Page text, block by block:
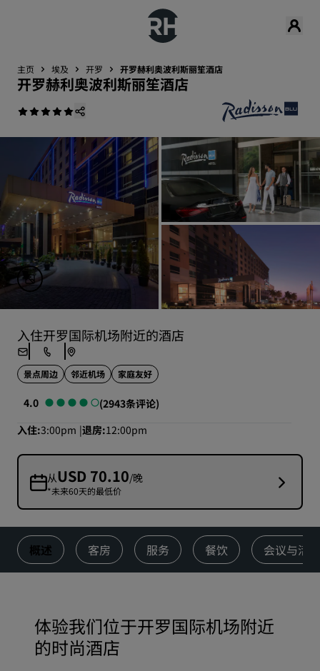
主页 埃及 开罗 开罗赫利奥波利斯丽笙酒店
开罗赫利奥波利斯丽笙酒店
入住开罗国际机场附近的酒店
景点周边 邻近机场 家庭友好
4.0
(2943条评论)
入住 3:00pm 退房 12:00pm
从USD 70.10/晚
*未来60天的最低价
概述 客房 服务 餐饮 会议与活动
体验我们位于开罗国际机场附近
的时尚酒店